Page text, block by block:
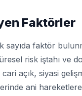
Faktörler
faktör
risk iştahı ve
açık, siyasi
ani